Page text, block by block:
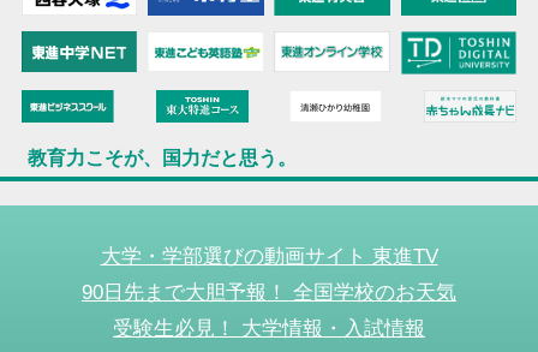
教育力こそが、国力だと思う。
大学・学部選びの動画サイト 東進TV
90日先まで大胆予報！ 全国学校のお天気
受験生必見！ 大学情報・入試情報